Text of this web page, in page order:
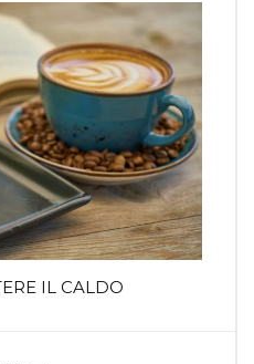
IL CALDO